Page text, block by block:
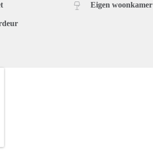
Eigen woonkamer